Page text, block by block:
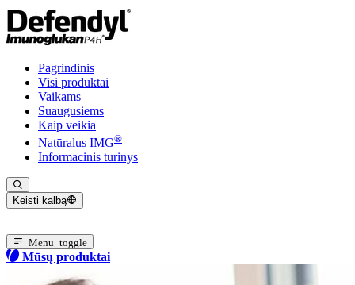
Pagrindinis
Visi produktai
Vaikams
Suaugusiems
Kaip veikia
Natūralus IMG®
Informacinis turinys
Keisti kalbą
Menu toggle
Mūsų produktai